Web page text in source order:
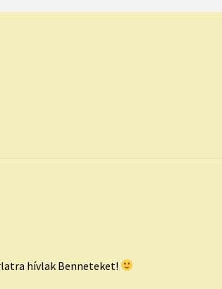
hívlak Benneteket!